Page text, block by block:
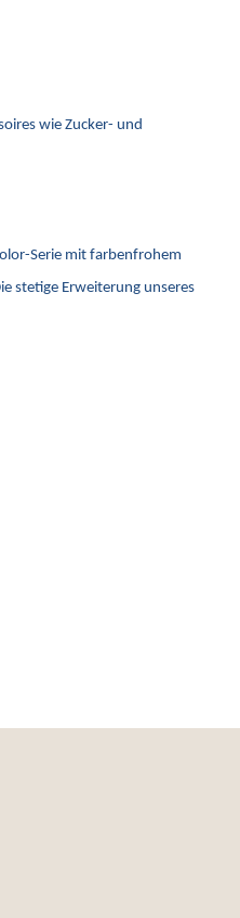
wie Zucker- und
Serie mit farbenfrohem
stetige Erweiterung unseres